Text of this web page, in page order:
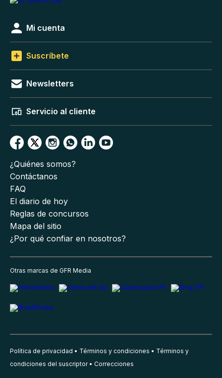
Mi cuenta
Suscríbete
Newsletters
Servicio al cliente
¿Quiénes somos?
Contáctanos
FAQ
El diario de hoy
Reglas de concursos
Mapa del sitio
¿Por qué confiar en nosotros?
Otras marcas de GFR Media
Política de privacidad Términos y condiciones
Términos y
condiciones del suscriptor
Correcciones